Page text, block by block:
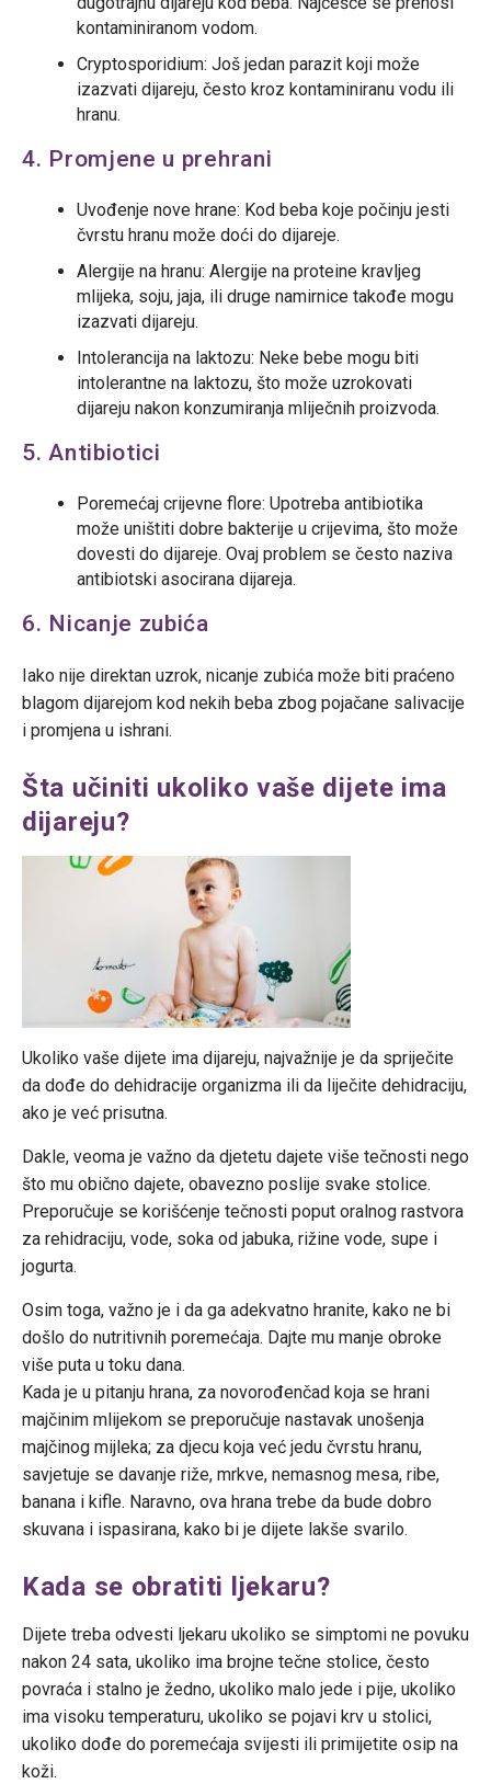
kontaminiranom vodom.
Cryptosporidium: Još jedan parazit koji može
izazvati dijareju, često kroz kontaminiranu vodu ili
hranu.
4. Promjene u prehrani
Uvođenje nove hrane: Kod beba koje počinju jesti
čvrstu hranu može doći do dijareje.
Alergije na hranu: Alergije na proteine kravljeg
mlijeka, soju, jaja, ili druge namirnice takođe mogu
izazvati dijareju.
Intolerancija na laktozu: Neke bebe mogu biti
intolerantne na laktozu, što može uzrokovati
dijareju nakon konzumiranja mliječnih proizvoda.
5. Antibiotici
Poremećaj crijevne flore: Upotreba antibiotika
može uništiti dobre bakterije u crijevima, što može
dovesti do dijareje. Ovaj problem se često naziva
antibiotski asocirana dijareja.
6. Nicanje zubića
Iako nije direktan uzrok, nicanje zubića može biti praćeno
blagom dijarejom kod nekih beba zbog pojačane salivacije
i promjena u ishrani.
Šta učiniti ukoliko vaše dijete ima
dijareju?
Ukoliko vaše dijete ima dijareju, najvažnije je da spriječite
da dođe do dehidracije organizma ili da liječite dehidraciju,
ako je već prisutna.
Dakle, veoma je važno da djetetu dajete više tečnosti nego
što mu obično dajete, obavezno poslije svake stolice.
Preporučuje se korišćenje tečnosti poput oralnog rastvora
za rehidraciju, vode, soka od jabuka, rižine vode, supe i
jogurta.
Osim toga, važno je i da ga adekvatno hranite, kako ne bi
došlo do nutritivnih poremećaja. Dajte mu manje obroke
više puta u toku dana.
Kada je u pitanju hrana, za novorođenčad koja se hrani
majčinim mlijekom se preporučuje nastavak unošenja
majčinog mijleka; za djecu koja već jedu čvrstu hranu,
savjetuje se davanje riže, mrkve, nemasnog mesa, ribe,
banana i kifle. Naravno, ova hrana trebe da bude dobro
skuvana i ispasirana, kako bi je dijete lakše svarilo.
Kada se obratiti ljekaru?
Dijete treba odvesti ljekaru ukoliko se simptomi ne povuku
nakon 24 sata, ukoliko ima brojne tečne stolice, često
povraća i stalno je žedno, ukoliko malo jede i pije, ukoliko
ima visoku temperaturu, ukoliko se pojavi krv u stolici,
ukoliko dođe do poremećaja svijesti ili primijetite osip na
koži.